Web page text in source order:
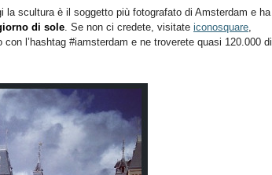
la scultura è il soggetto più fotografato di Amsterdam e ha
di sole. Se non ci credete, visitate iconosquare,
l’hashtag #iamsterdam e ne troverete quasi 120.000 di